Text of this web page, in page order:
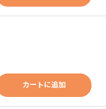
カートに追加